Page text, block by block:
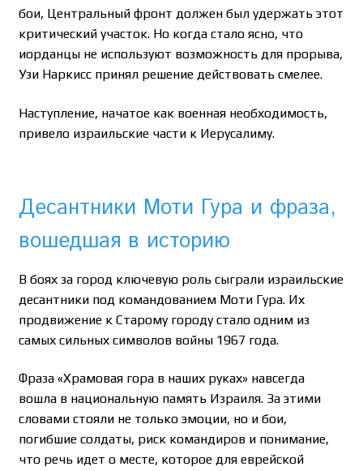
бои, Центральный фронт должен был удержать этот
критический участок. Но когда стало ясно, что
иорданцы не используют возможность для прорыва,
Узи Наркисс принял решение действовать смелее.
Наступление, начатое как военная необходимость,
привело израильские части к Иерусалиму.
Десантники Моти Гура и фраза,
вошедшая в историю
В боях за город ключевую роль сыграли израильские
десантники под командованием Моти Гура. Их
продвижение к Старому городу стало одним из
самых сильных символов войны 1967 года.
Фраза «Храмовая гора в наших руках» навсегда
вошла в национальную память Израиля. За этими
словами стояли не только эмоции, но и бои,
погибшие солдаты, риск командиров и понимание,
что речь идет о месте, которое для еврейской